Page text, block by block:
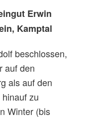
Erwin
Kamptal
beschlossen,
auf den
als auf den
zu
Winter (bis